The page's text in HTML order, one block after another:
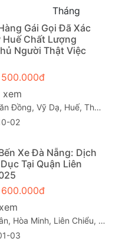
Tháng
Gái Gọi Đã Xác
Huế Chất Lượng
Người Thật Việc
500.000đ
xem
Vỹ Dạ, Huế, Thừa Thiên Huế
02
Xe Đà Nẵng: Dịch
Tại Quận Liên
600.000đ
Hòa Minh, Liên Chiểu, Đà Nẵng
03